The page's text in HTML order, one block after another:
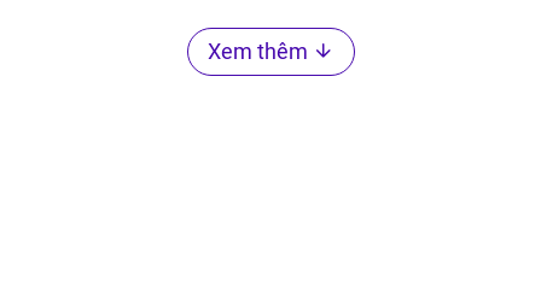
Xem thêm